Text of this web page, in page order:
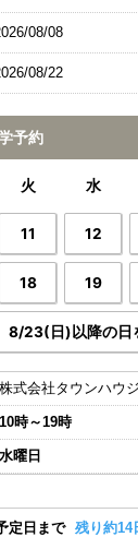
08/08
08/22
予約
火 水
11 12
18 19
8/23(日)以降の日
株式会社タウンハウ
10時～19時
水曜日
定日まで 残り約14